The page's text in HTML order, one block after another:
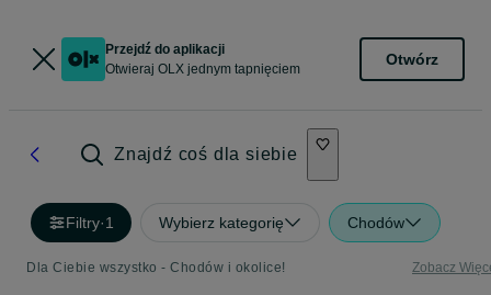
Przejdź do aplikacji
Otwieraj OLX jednym tapnięciem
Otwórz
Znajdź coś dla siebie
Filtry·1 Wybierz kategorię Chodów
Dla Ciebie wszystko - Chodów i okolice! Zobacz